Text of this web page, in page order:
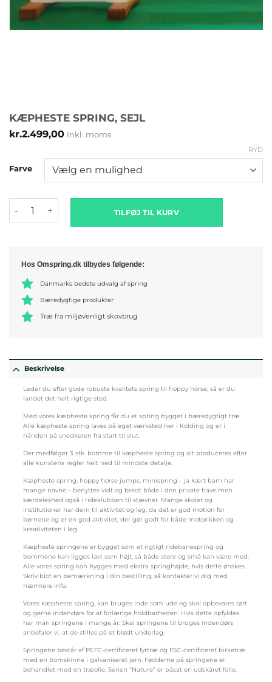
KÆPHESTE SPRING, SEJL
kr.2.499,00 Inkl. moms
Farve
RYD
Kæpheste spring, sejl antal
TILFØJ TIL KURV
Hos Omspring.dk tilbydes følgende:
Danmarks bedste udvalg af spring
Bæredygtige produkter
Træ fra miljøvenligt skovbrug
Beskrivelse
Leder du efter gode robuste kvalitets spring til hoppy horse, så er du
landet det helt rigtige sted.
Med vores kæpheste spring får du et spring bygget i bæredygtigt træ.
Alle kæpheste spring laves på eget værksted her i Kolding og er i
hånden på snedkeren fra start til slut.
Der medfølger 3 stk. bomme til kæpheste spring og alt produceres efter
alle kunstens regler helt ned til mindste detalje.
Kæpheste spring, hoppy horse jumps, minispring – ja kært barn har
mange navne – benyttes vidt og bredt både i den private have men
særdeleshed også i rideklubben til stævner. Mange skoler og
institutioner har dem til aktivitet og leg, da det er god motion for
børnene og er en god aktivitet, der gør godt for både motorikken og
kreativiteten i leg.
Kæpheste springene er bygget som et rigtigt ridebanespring og
bommene kan ligges lavt som højt, så både store og små kan være med.
Alle vores spring kan bygges med ekstra springhøjde, hvis dette ønskes.
Skriv blot en bemærkning i din bestilling, så kontakter vi dig med
nærmere info.
Vores kæpheste spring, kan bruges inde som ude og skal opbevares tørt
og gerne indendørs for at forlænge holdbarheden. Hvis dette opfyldes
har man springene i mange år. Skal springene til bruges indendørs
anbefaler vi, at de stilles på et blødt underlag.
Springene består af PEFC-certificeret fyrtræ og FSC-certificeret birketræ
med en bomskinne i galvaniseret jern. Fødderne på springene er
behandlet med en træolie. Serien “Nature” er påsat en udskåret folie.